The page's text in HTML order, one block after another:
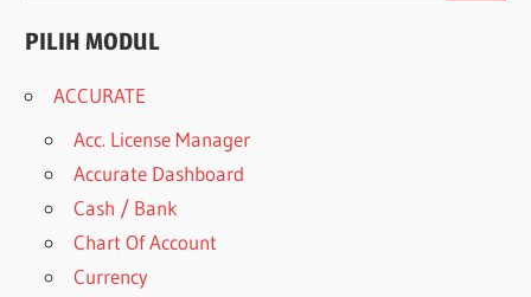
PILIH MODUL
ACCURATE
Acc. License Manager
Accurate Dashboard
Cash / Bank
Chart Of Account
Currency